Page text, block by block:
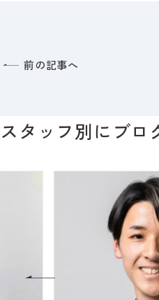
前の記事へ
スタッフ別にブロ